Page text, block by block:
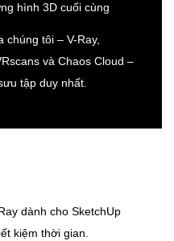
hình 3D cuối cùng
chúng tôi – V-Ray,
và Chaos Cloud –
tập duy nhất.
dành cho SketchUp
kiệm thời gian.